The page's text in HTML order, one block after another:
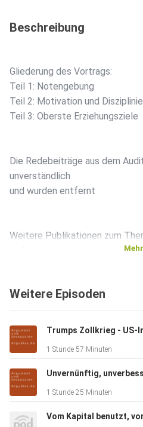
Beschreibung
Gliederung des Vortrags:
Teil 1: Notengebung
Teil 2: Motivation und
Teil 3: Oberste Erziehungsziele
Die Redebeiträge aus dem
unverständlich
und wurden entfernt
Weitere Publikationen zum
Das Buch Die Jobs der Elite
GegenStandpunkt-Verlag
Schule der Konkurrenz in
Mehr
Weitere Episoden
1 Stunde 57 Minuten
1 Stunde 25 Minuten